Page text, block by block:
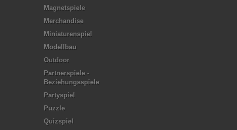
Magnetspiele
Merchandise
Miniaturenspiel
Modellbau
Outdoor
Partnerspiele -
Beziehungsspiele
Partyspiel
Puzzle
Quizspiel